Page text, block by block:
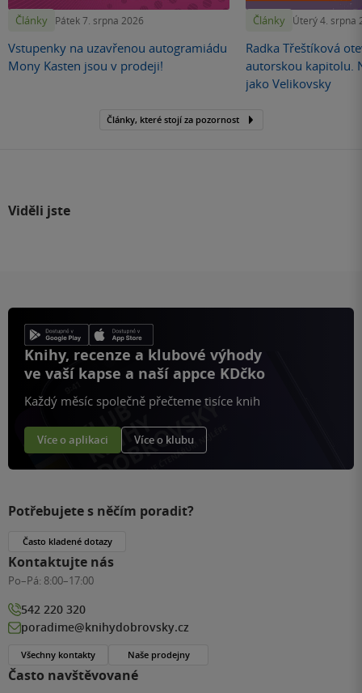
Články Pátek 7. srpna 2026
Vstupenky na uzavřenou autogramiádu
Mony Kasten jsou v prodeji!
Články Úterý 4. srpna
Radka Třeštíková
autorskou kapitolu.
jako Velikovsky
Články, které stojí za pozornost
Viděli jste
Knihy, recenze a klubové výhody
ve vaší kapse a naší appce KDčko
Každý měsíc společně přečteme tisíce knih
Více o aplikaci Více o klubu
Často navštěvované
Potřebujete s něčím poradit?
Často kladené dotazy
Kontaktujte nás
Po–Pá: 8:00–17:00
542 220 320
poradime@knihydobrovsky.cz
Všechny kontakty Naše prodejny